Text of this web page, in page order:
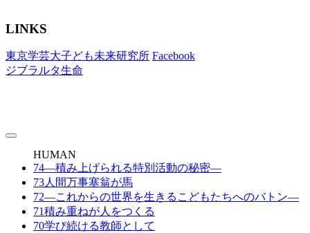
LINKS
東京学芸大子ども未来研究所 Facebook
ジブラルタ生命
toggle
navigationHUMAN
74―積み上げられる特別活動の秘密―
73人間万事塞翁が馬
72―これからの世界を生きるこどもたちへのバトン―
71積み重ねが人をつくる
70学び続ける教師として